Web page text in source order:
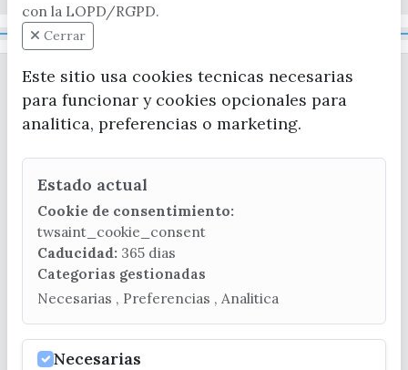
CONTACTA CON LA OFICINA DE TURISMO
(+34) 952 541 104
turismo@velezmalaga.es
C/ Poniente, 2. CP 29740 - Torre del Mar
con la LOPD/RGPD.
Cerrar
Este sitio usa cookies tecnicas necesarias
para funcionar y cookies opcionales para
analitica, preferencias o marketing.
Estado actual
Cookie de consentimiento:
twsaint_cookie_consent
Caducidad: 365 dias
Categorias gestionadas
Necesarias , Preferencias , Analitica
Necesarias